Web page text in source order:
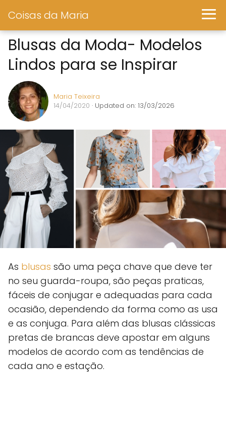
Coisas da Maria
Blusas da Moda- Modelos
Lindos para se Inspirar
Maria Teixeira
14/04/2020 · Updated on: 13/03/2026
As blusas são uma peça chave que deve ter
no seu guarda-roupa, são peças praticas,
fáceis de conjugar e adequadas para cada
ocasião, dependendo da forma como as usa
e as conjuga. Para além das blusas clássicas
pretas de brancas deve apostar em alguns
modelos de acordo com as tendências de
cada ano e estação.